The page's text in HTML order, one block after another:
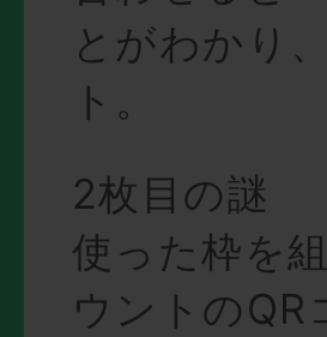
とがわかり
ト。
2枚目の謎
使った枠を
ウントのQR